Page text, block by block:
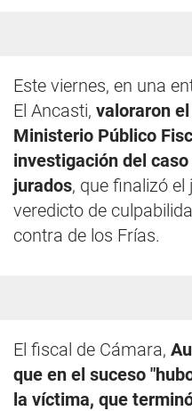
Este viernes, en una
El Ancasti, valoraron
Ministerio Público
investigación del
jurados, que finalizó el
veredicto de
contra de los Frías.
El fiscal de Cámara,
que en el suceso
la víctima, que